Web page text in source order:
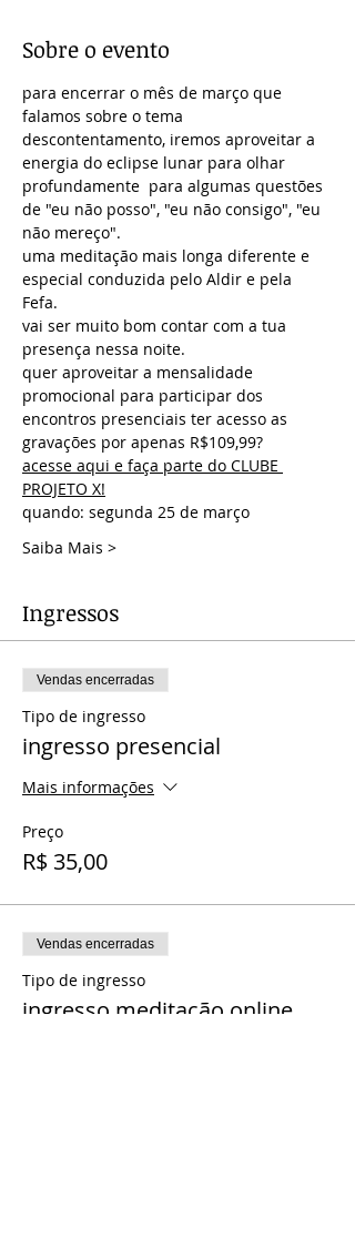
Sobre o evento
para encerrar o mês de março que
falamos sobre o tema
descontentamento, iremos aproveitar a
energia do eclipse lunar para olhar
profundamente  para algumas questões
de "eu não posso", "eu não consigo", "eu
não mereço".
uma meditação mais longa diferente e
especial conduzida pelo Aldir e pela
Fefa.
vai ser muito bom contar com a tua
presença nessa noite.
quer aproveitar a mensalidade
promocional para participar dos
encontros presenciais ter acesso as
gravações por apenas R$109,99?
acesse aqui e faça parte do CLUBE
PROJETO X!
quando: segunda 25 de março
Saiba Mais >
Ingressos
Vendas encerradas
Tipo de ingresso
ingresso presencial
Mais informações
Preço
R$ 35,00
Vendas encerradas
Tipo de ingresso
ingresso meditação online